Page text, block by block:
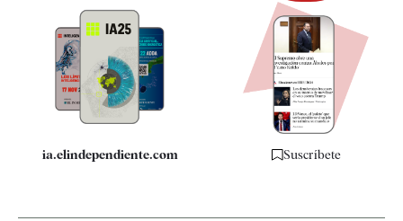
Quiénes somos
Especificaciones
ia.elindependiente.com Suscríbete